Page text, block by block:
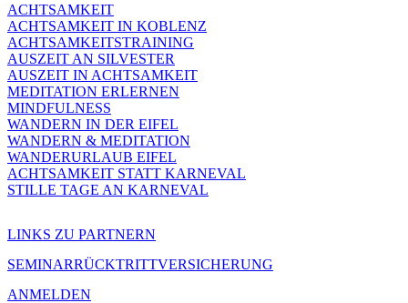
ACHTSAMKEIT
ACHTSAMKEIT IN KOBLENZ
ACHTSAMKEITSTRAINING
AUSZEIT AN SILVESTER
AUSZEIT IN ACHTSAMKEIT
MEDITATION ERLERNEN
MINDFULNESS
WANDERN IN DER EIFEL
WANDERN & MEDITATION
WANDERURLAUB EIFEL
ACHTSAMKEIT STATT KARNEVAL
STILLE TAGE AN KARNEVAL
LINKS ZU PARTNERN
SEMINARRÜCKTRITTVERSICHERUNG
ANMELDEN